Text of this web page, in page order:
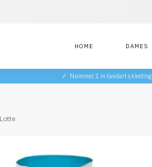
HOME DAMES
✓ Nummer 1 in tandarts kleding